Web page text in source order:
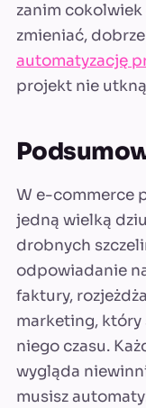
zanim cokolwiek
zmieniać,
automatyzację
projekt nie
W e-commerce
jedną wielką
drobnych
odpowiadanie
faktury,
marketing, który
niego czasu.
wygląda
musisz